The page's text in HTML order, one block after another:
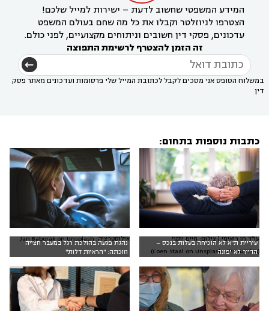
המידע המשפטי שחשוב לדעת – ישירות למייל שלכם!
הצטרפו לניוזלטר וקבלו את כל מה שחם בעולם המשפט
עדכונים, פסקי דין חשובים וניתוחים מקצועיים, לפני כולם.
זה הזמן להצטרף לרשימת התפוצה
במשלוח הטופס אני מסכים לקבל לכתובת המייל שלי פרסומות ועדכונים מאתר פסק
דין
כתבות נוספות בתחום:
עיריית ת"א לא הוכיחה בעלות בנכס –
הדייר לא יפונה
עו"ד חן רואימי | צילום: חיים יוסף
(אילוסטרציה: Coen Staal on Unsplash)
נהגת פגעה בהולכת רגל במעבר חצייה
וזוכתה: "הראיות דלות"
אילוסטרציה: Jan Baborák on Unsplash